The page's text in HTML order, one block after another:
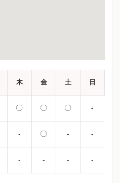
木 金 土 日
〇 〇 〇 -
- 〇 - -
- - - -